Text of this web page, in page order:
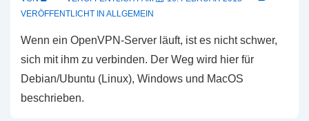
VERÖFFENTLICHT IN ALLGEMEIN
Wenn ein OpenVPN-Server läuft, ist es nicht schwer,
sich mit ihm zu verbinden. Der Weg wird hier für
Debian/Ubuntu (Linux), Windows und MacOS
beschrieben.